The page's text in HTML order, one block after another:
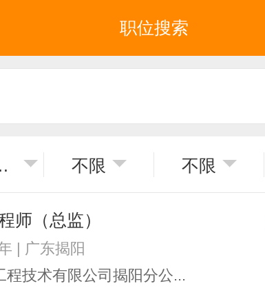
职位搜索
市 不限 不限
师（总监）
| 广东揭阳
程技术有限公司揭阳分公...